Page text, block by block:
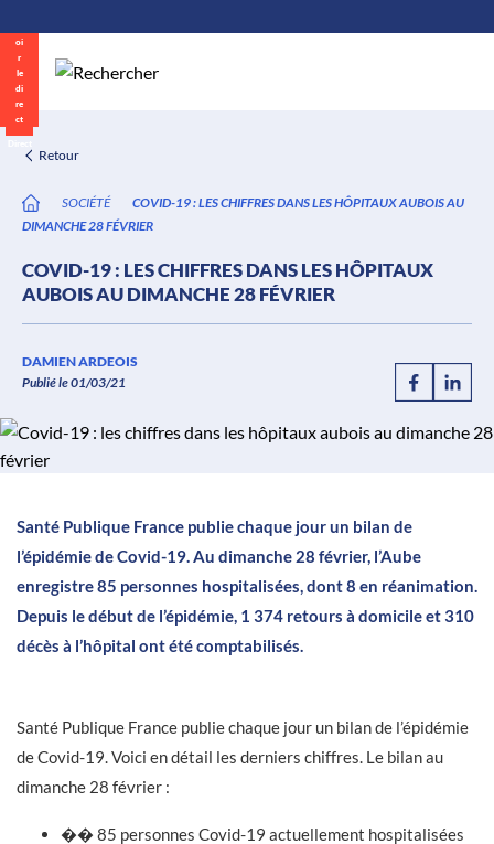
au
contenu
Retour
SOCIÉTÉ
COVID-19 : LES CHIFFRES DANS LES HÔPITAUX AUBOIS AU
DIMANCHE 28 FÉVRIER
COVID-19 : LES CHIFFRES DANS LES HÔPITAUX
AUBOIS AU DIMANCHE 28 FÉVRIER
DAMIEN ARDEOIS
Publié le 01/03/21
Santé Publique France publie chaque jour un bilan de
l’épidémie de Covid-19. Au dimanche 28 février, l’Aube
enregistre 85 personnes hospitalisées, dont 8 en réanimation.
Depuis le début de l’épidémie, 1 374 retours à domicile et 310
décès à l’hôpital ont été comptabilisés.
Santé Publique France publie chaque jour un bilan de l’épidémie
de Covid-19. Voici en détail les derniers chiffres. Le bilan au
dimanche 28 février :
�� 85 personnes Covid-19 actuellement hospitalisées